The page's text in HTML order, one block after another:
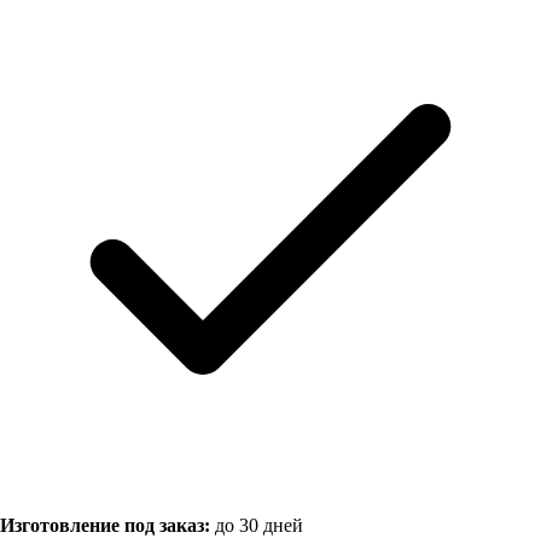
Изготовление под заказ: до 30 дней